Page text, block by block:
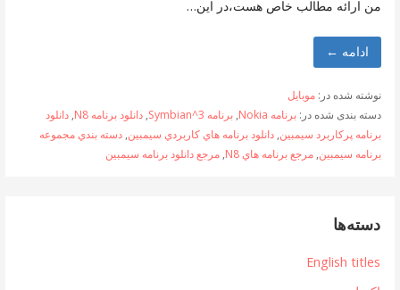
من ارائه مطالب خاص هست،در این…
ادامه ←
نوشته شده در: موبایل
دسته بندی شده در: برنامه Nokia , برنامه Symbian^3 , دانلود برنامه N8 , دانلود
برنامه پرکاربرد سيمبين, دانلود برنامه هاي کاربردي سيمبين, دسته بندي مجموعه
برنامه سيمبين, مرجع برنامه هاي N8 , مرجع دانلود برنامه سيمبين
دسته‌ها
English titles